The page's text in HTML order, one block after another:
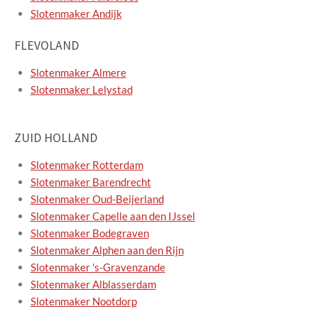
Slotenmaker Andijk
FLEVOLAND
Slotenmaker Almere
Slotenmaker Lelystad
ZUID HOLLAND
Slotenmaker Rotterdam
Slotenmaker Barendrecht
Slotenmaker Oud-Beijerland
Slotenmaker Capelle aan den IJssel
Slotenmaker Bodegraven
Slotenmaker Alphen aan den Rijn
Slotenmaker 's-Gravenzande
Slotenmaker Alblasserdam
Slotenmaker Nootdorp